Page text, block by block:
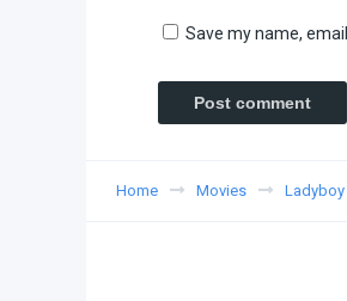
Save my name,
Home Movies Ladyboy